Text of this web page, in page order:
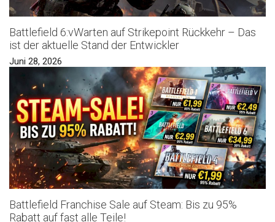
Battlefield 6:vWarten auf Strikepoint Rückkehr – Das
ist der aktuelle Stand der Entwickler
Juni 28, 2026
Battlefield Franchise Sale auf Steam: Bis zu 95%
Rabatt auf fast alle Teile!